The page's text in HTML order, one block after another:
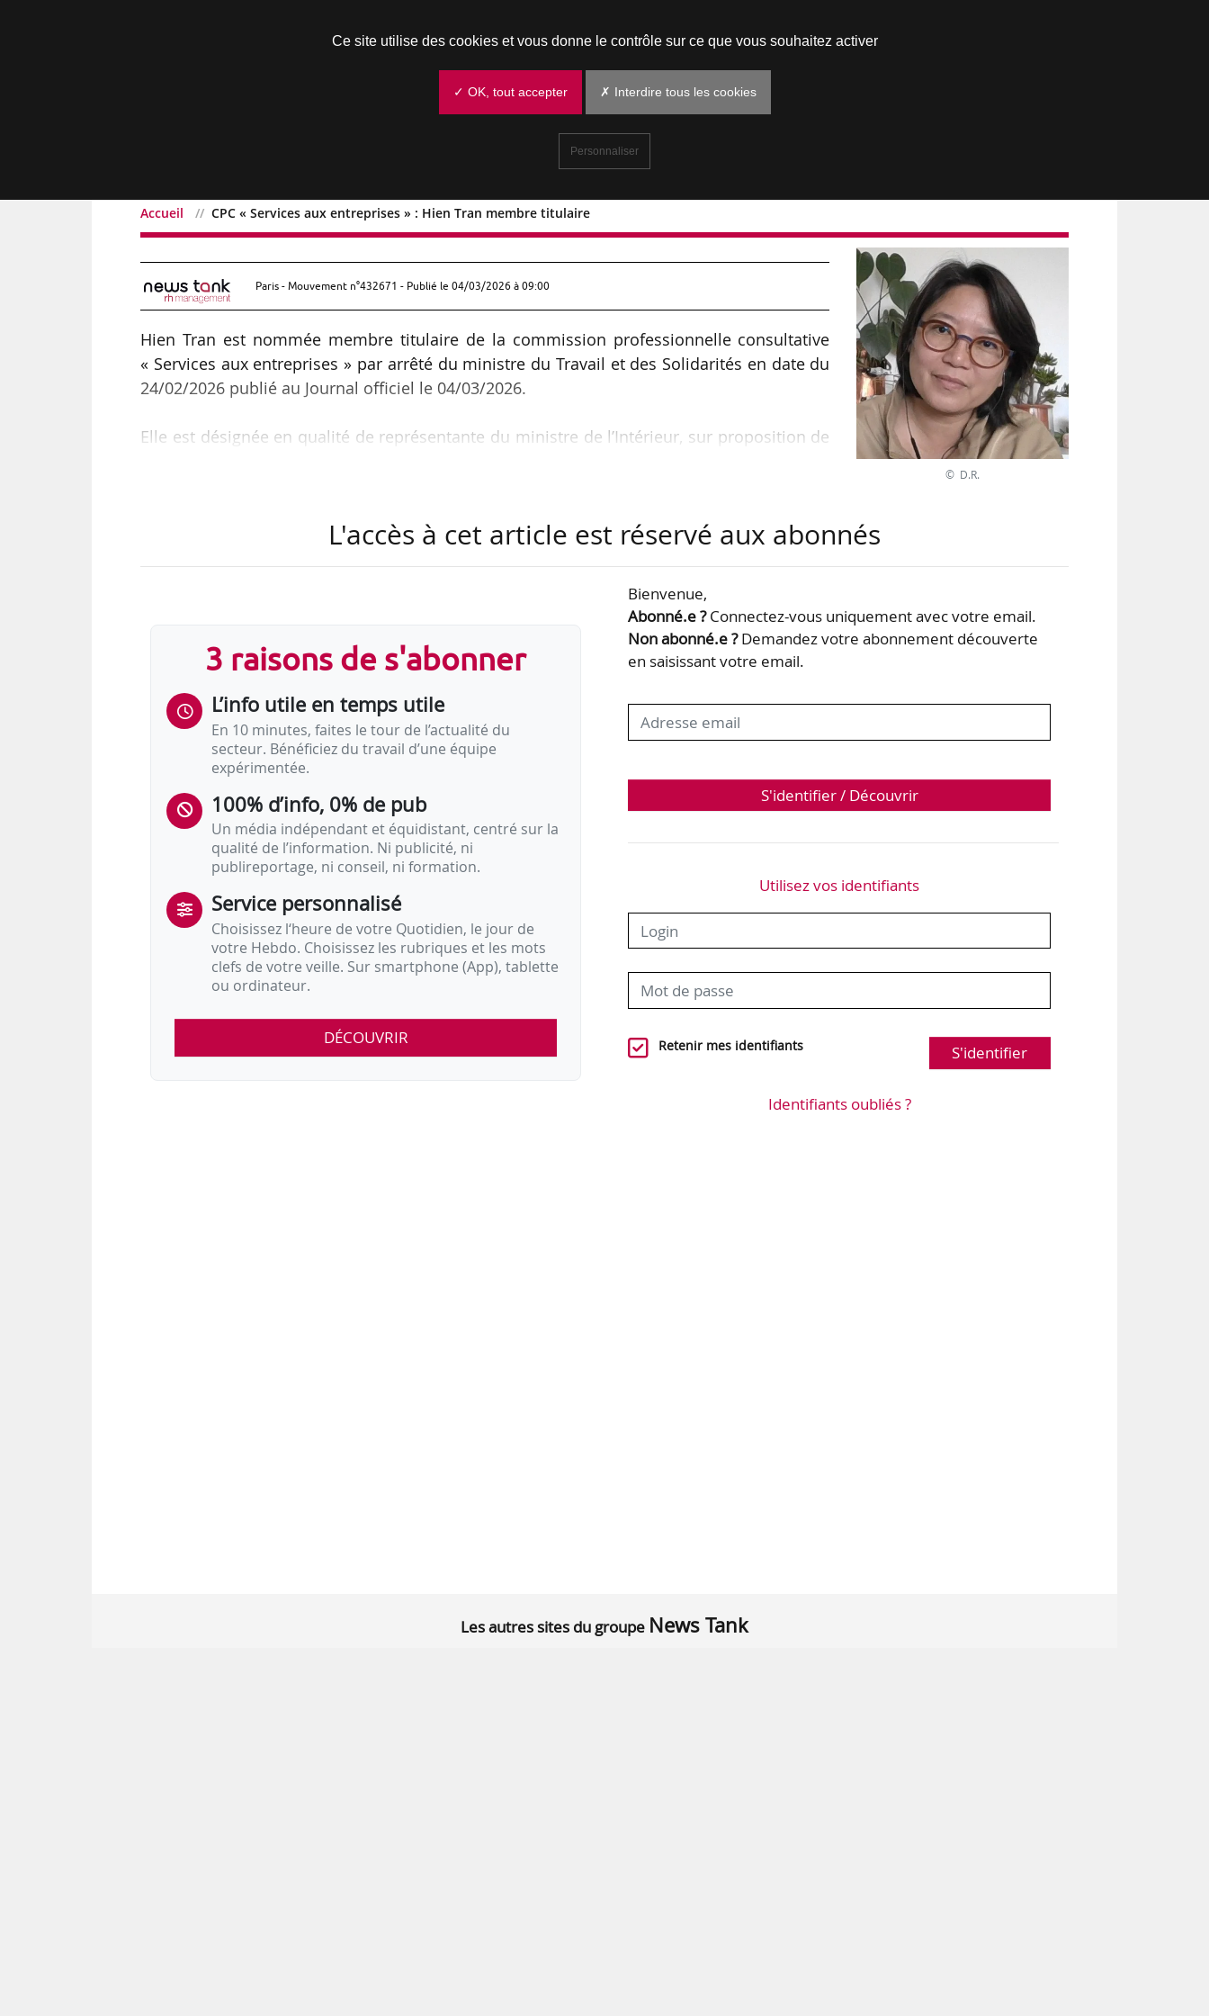
Accueil CPC « Services aux entreprises » : Hien Tran membre titulaire
CPC « Services aux entreprises » : Hien Tran membre titulaire
Paris - Mouvement n°432671 - Publié le 04/03/2026 à 09:00
Hien Tran est nommée membre titulaire de la commission professionnelle consultative
« Services aux entreprises » par arrêté du ministre du Travail et des Solidarités en date du
24/02/2026 publié au Journal officiel le 04/03/2026.
Elle est désignée en qualité de représentante du ministre de l’Intérieur, sur proposition de
Hien Tran est chargée de mission Certification professionnelle au ministère de l’Intérieur
© D.R.
L'accès à cet article est réservé aux abonnés
3 raisons de s'abonner
L’info utile en temps utile
En 10 minutes, faites le tour de l’actualité du
secteur. Bénéficiez du travail d’une équipe
expérimentée.
100% d’info, 0% de pub
Un média indépendant et équidistant, centré sur la
qualité de l’information. Ni publicité, ni
publireportage, ni conseil, ni formation.
Service personnalisé
Choisissez l‘heure de votre Quotidien, le jour de
votre Hebdo. Choisissez les rubriques et les mots
clefs de votre veille. Sur smartphone (App), tablette
ou ordinateur.
DÉCOUVRIR
Bienvenue,
Abonné.e ?Connectez-vous uniquement avec votre email.
Non abonné.e ?Demandez votre abonnement découverte
en saisissant votre email.
S'identifier / Découvrir
Utilisez vos identifiants
Retenir mes identifiants S'identifier
Identifiants oubliés ?
Les autres sites du groupe News Tank
Ce site utilise des cookies et vous donne le contrôle sur ce que vous souhaitez activer
✓ OK, tout accepter ✗ Interdire tous les cookies
Personnaliser